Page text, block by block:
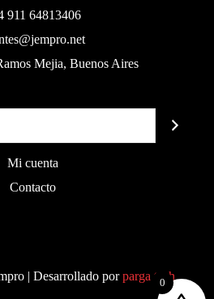
911 64813406
Mejia, Buenos Aires
Mi cuenta
Contacto
| Desarrollado porparga.tech
0